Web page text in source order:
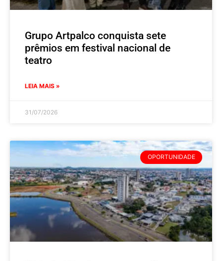
Grupo Artpalco conquista sete
prêmios em festival nacional de
teatro
LEIA MAIS »
31/07/2026
OPORTUNIDADE